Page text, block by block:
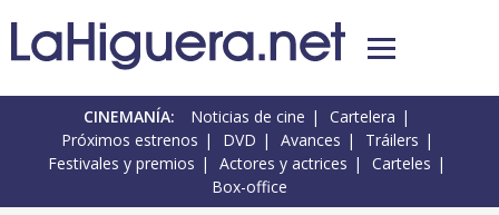
CINEMANÍA: Noticias de cine
Cartelera
Próximos estrenos
DVD Avances
Tráilers
Festivales y premios
Actores y actrices
Carteles
Box-office